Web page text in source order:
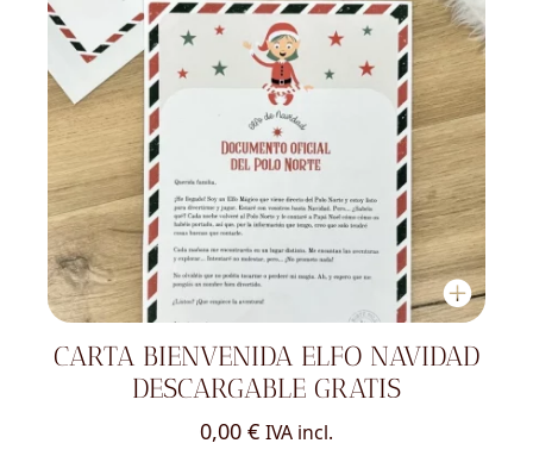
CARTA BIENVENIDA ELFO NAVIDAD
DESCARGABLE GRATIS
0,00 € IVA incl.